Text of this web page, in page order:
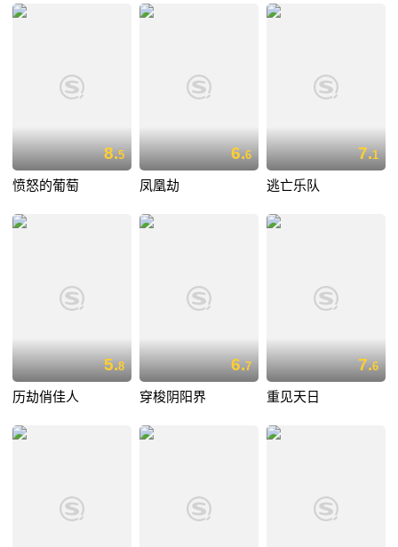
8.5
愤怒的葡萄
6.6
凤凰劫
7.1
逃亡乐队
5.8
历劫俏佳人
6.7
穿梭阴阳界
7.6
重见天日